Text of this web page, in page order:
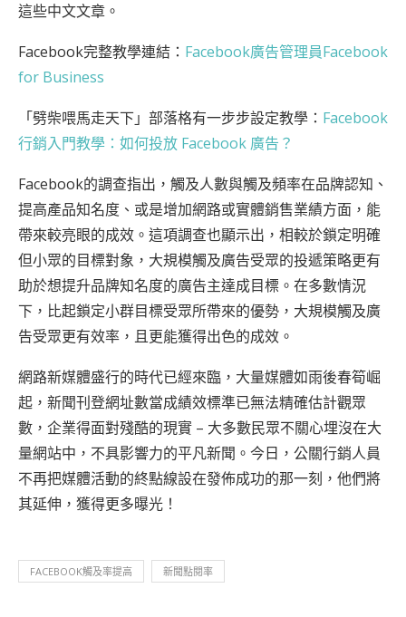
這些中文文章。
Facebook完整教學連結： Facebook廣告管理員Facebook
for Business
「劈柴喂馬走天下」部落格有一步步設定教學： Facebook
行銷入門教學：如何投放 Facebook 廣告？
Facebook的調查指出，觸及人數與觸及頻率在品牌認知、
提高產品知名度、或是增加網路或實體銷售業績方面，能
帶來較亮眼的成效。這項調查也顯示出，相較於鎖定明確
但小眾的目標對象，大規模觸及廣告受眾的投遞策略更有
助於想提升品牌知名度的廣告主達成目標。在多數情況
下，比起鎖定小群目標受眾所帶來的優勢，大規模觸及廣
告受眾更有效率，且更能獲得出色的成效。
網路新媒體盛行的時代已經來臨，大量媒體如雨後春筍崛
起，新聞刊登網址數當成績效標準已無法精確估計觀眾
數，企業得面對殘酷的現實 – 大多數民眾不關心埋沒在大
量網站中，不具影響力的平凡新聞。今日，公關行銷人員
不再把媒體活動的終點線設在發佈成功的那一刻，他們將
其延伸，獲得更多曝光！
FACEBOOK觸及率提高 新聞點閱率